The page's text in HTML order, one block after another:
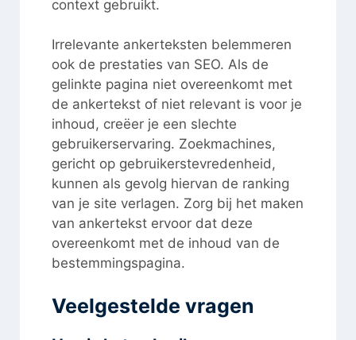
context gebruikt.
Irrelevante ankerteksten belemmeren
ook de prestaties van SEO. Als de
gelinkte pagina niet overeenkomt met
de ankertekst of niet relevant is voor je
inhoud, creëer je een slechte
gebruikerservaring. Zoekmachines,
gericht op gebruikerstevredenheid,
kunnen als gevolg hiervan de ranking
van je site verlagen. Zorg bij het maken
van ankertekst ervoor dat deze
overeenkomt met de inhoud van de
bestemmingspagina.
Veelgestelde vragen